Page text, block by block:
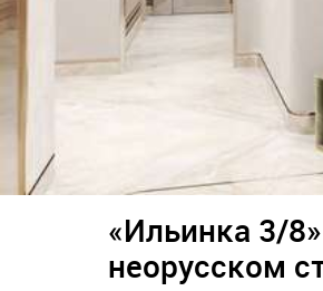
«Ильинка 3/
неорусском